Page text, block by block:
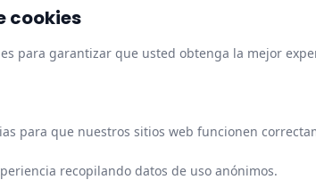
Enlaces rápidos
Estado(Inglés)
cookies
para garantizar que usted obtenga la mejor
para que nuestros sitios web funcionen
recopilando datos de uso anónimos.